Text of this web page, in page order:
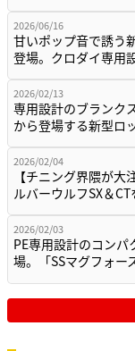
2026/06/16
甘いポップ音で誘う
登場。クロダイ専用
2026/02/13
専用設計のブランク
から登場する新型ロ
2026/02/04
【チニング界隈が大
ルバーウルフSX＆
2026/02/03
PE専用設計のコンパ
場。「SSマグフォ